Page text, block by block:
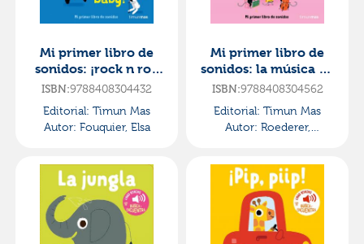
Mi primer libro de
sonidos: ¡rock n roll
baby!
ISBN:9788408304432
Editorial: Timun Mas
Autor: Fouquier, Elsa
Mi primer libro de
sonidos: la música de
la orquesta
ISBN:9788408304562
Editorial: Timun Mas
Autor: Roederer,